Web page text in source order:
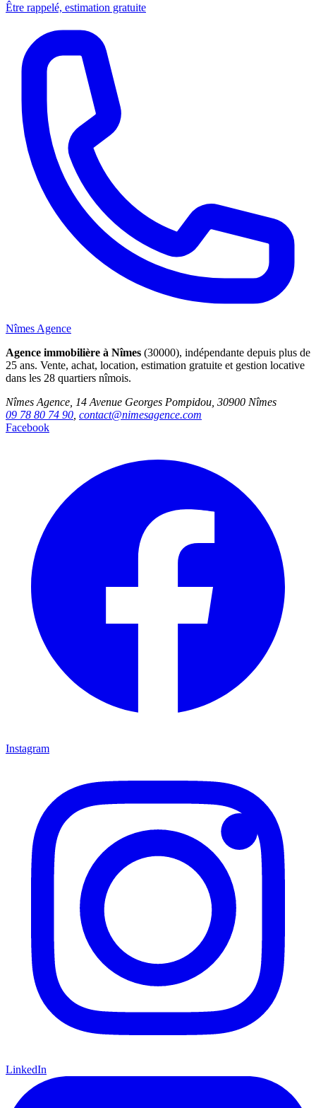
Être rappelé, estimation gratuite
Nîmes Agence
Agence immobilière à Nîmes (30000), indépendante depuis plus de
25 ans. Vente, achat, location, estimation gratuite et gestion locative
dans les 28 quartiers nîmois.
Nîmes Agence, 14 Avenue Georges Pompidou, 30900 Nîmes
09 78 80 74 90 contact@nimesagence.com
Facebook
Instagram
LinkedIn